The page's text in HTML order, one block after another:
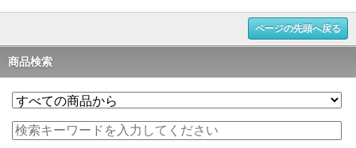
ページの先頭へ戻る
商品検索